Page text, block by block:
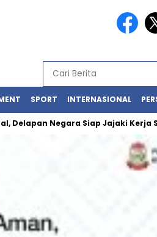
SPORT INTERNASIONAL
Negara Siap Jajaki Kerja Sama